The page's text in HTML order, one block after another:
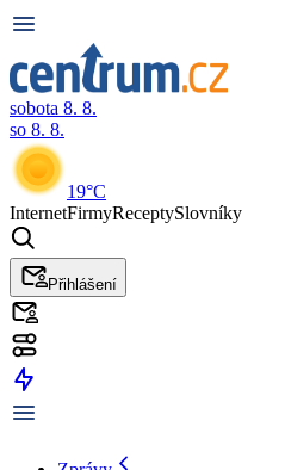
sobota 8. 8.
so 8. 8.
19°C
InternetFirmyReceptySlovníky
Přihlášení